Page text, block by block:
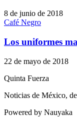
8 de junio de 2018
Café Negro
Los uniformes
22 de mayo de 2018
Quinta Fuerza
Noticias de México,
Powered by Nauyaka